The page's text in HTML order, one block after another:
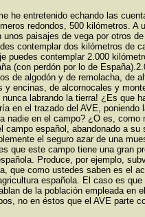
he entretenido echando las
redondos, 500 kilómetros. A
unos paisajes de vega por otros
contemplar dos kilómetros de
puedes contemplar 2.000
(con perdón por lo de
de algodón y de remolacha, de
y encinas, de alcornocales y
nunca labrando la tierra! ¿Es que
en el trazado del AVE, poniendo
nadie en el campo? ¿O es, como
campo español, abandonado a su
el seguro azar de una
que este campo tiene una gran
Produce, por ejemplo,
que como ustedes saben es el
española. El caso es que
de la población empleada en
no en éstos que el AVE parte